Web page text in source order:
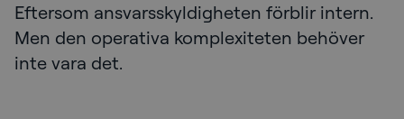
Eftersom ansvarsskyldigheten förblir intern.
Men den operativa komplexiteten behöver
inte vara det.